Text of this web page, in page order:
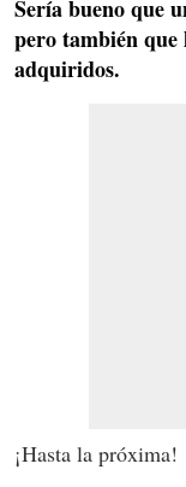
Sería bueno que
pero también que
adquiridos.
¡Hasta la próxima!